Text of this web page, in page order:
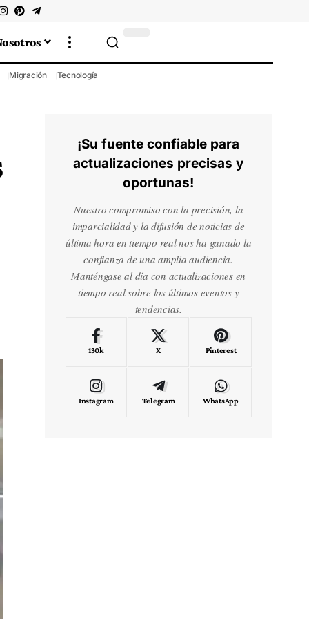
Migración Tecnología
¡Su fuente confiable para
actualizaciones precisas y
oportunas!
Nuestro compromiso con la precisión, la
imparcialidad y la difusión de noticias de
última hora en tiempo real nos ha ganado la
confianza de una amplia audiencia.
Manténgase al día con actualizaciones en
tiempo real sobre los últimos eventos y
tendencias.
130k X Pinterest
Instagram Telegram WhatsApp